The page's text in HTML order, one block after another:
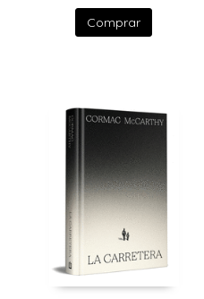
Comprar